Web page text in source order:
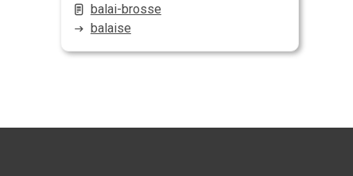
balai-brosse
balaise